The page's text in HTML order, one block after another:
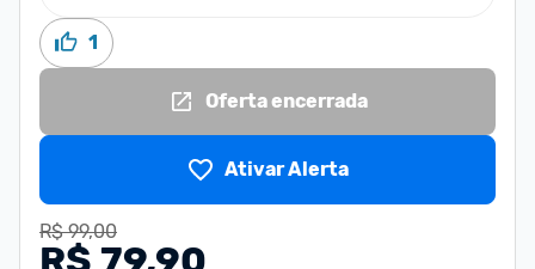
1
Oferta encerrada
Ativar Alerta
R$ 99,00